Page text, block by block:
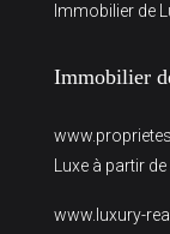
Immobilier de
Immobilier
Luxe à partir
www.luxury-